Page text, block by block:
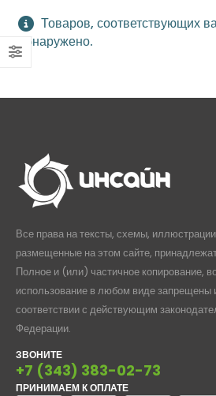
Товаров, соответствующих
обнаружено.
Все права на тексты, схемы,
размещенные на этом сайте,
Полное и (или) частичное копирование,
использование в любом виде запрещены
соответствии с действующим
Федерации.
ЗВОНИТЕ
+7 (343) 383-02-73
ПРИНИМАЕМ К ОПЛАТЕ